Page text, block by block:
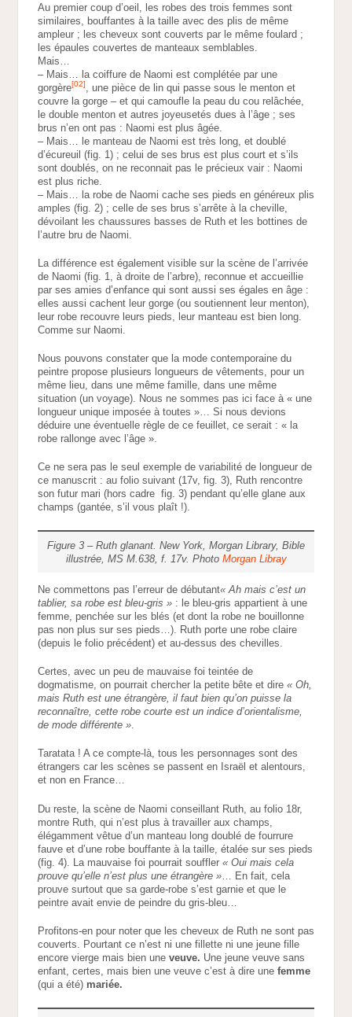
Au premier coup d’oeil, les robes des trois femmes sont
similaires, bouffantes à la taille avec des plis de même
ampleur ; les cheveux sont couverts par le même foulard ;
les épaules couvertes de manteaux semblables.
Mais…
– Mais… la coiffure de Naomi est complétée par une
gorgère[02]
, une pièce de lin qui passe sous le menton et
couvre la gorge – et qui camoufle la peau du cou relâchée,
le double menton et autres joyeusetés dues à l’âge ; ses
brus n’en ont pas : Naomi est plus âgée.
– Mais… le manteau de Naomi est très long, et doublé
d’écureuil (fig. 1) ; celui de ses brus est plus court et s’ils
sont doublés, on ne reconnait pas le précieux vair : Naomi
est plus riche.
– Mais… la robe de Naomi cache ses pieds en généreux plis
amples (fig. 2) ; celle de ses brus s’arrête à la cheville,
dévoilant les chaussures basses de Ruth et les bottines de
l’autre bru de Naomi.
La différence est également visible sur la scène de l’arrivée
de Naomi (fig. 1, à droite de l’arbre), reconnue et accueillie
par ses amies d’enfance qui sont aussi ses égales en âge :
elles aussi cachent leur gorge (ou soutiennent leur menton),
leur robe recouvre leurs pieds, leur manteau est bien long.
Comme sur Naomi.
Nous pouvons constater que la mode contemporaine du
peintre propose plusieurs longueurs de vêtements, pour un
même lieu, dans une même famille, dans une même
situation (un voyage). Nous ne sommes pas ici face à « une
longueur unique imposée à toutes »… Si nous devions
déduire une éventuelle règle de ce feuillet, ce serait : « la
robe rallonge avec l’âge ».
Ce ne sera pas le seul exemple de variabilité de longueur de
ce manuscrit : au folio suivant (17v, fig. 3), Ruth rencontre
son futur mari (hors cadre fig. 3) pendant qu’elle glane aux
champs (gantée, s’il vous plaît !).
Figure 3 – Ruth glanant. New York, Morgan Library, Bible
illustrée, MS M.638, f. 17v. Photo Morgan Libray
Ne commettons pas l’erreur de débutant« Ah mais c’est un
tablier, sa robe est bleu-gris »: le bleu-gris appartient à une
femme, penchée sur les blés (et dont la robe ne bouillonne
pas non plus sur ses pieds…). Ruth porte une robe claire
(depuis le folio précédent) et au-dessus des chevilles.
Certes, avec un peu de mauvaise foi teintée de
dogmatisme, on pourrait chercher la petite bête et dire « Oh,
mais Ruth est une étrangère, il faut bien qu’on puisse la
reconnaître, cette robe courte est un indice d’orientalisme,
de mode différente ».
Taratata ! A ce compte-là, tous les personnages sont des
étrangers car les scènes se passent en Israël et alentours,
et non en France…
Du reste, la scène de Naomi conseillant Ruth, au folio 18r,
montre Ruth, qui n’est plus à travailler aux champs,
élégamment vêtue d’un manteau long doublé de fourrure
fauve et d’une robe bouffante à la taille, étalée sur ses pieds
(fig. 4). La mauvaise foi pourrait souffler « Oui mais cela
prouve qu’elle n’est plus une étrangère »… En fait, cela
prouve surtout que sa garde-robe s’est garnie et que le
peintre avait envie de peindre du gris-bleu…
Profitons-en pour noter que les cheveux de Ruth ne sont pas
couverts. Pourtant ce n’est ni une fillette ni une jeune fille
encore vierge mais bien une veuve. Une jeune veuve sans
enfant, certes, mais bien une veuve c’est à dire unefemme
(qui a été)mariée.